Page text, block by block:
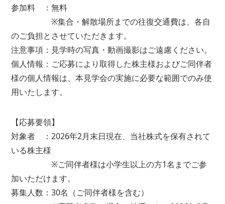
参加料 ：無料
※集合・解散場所までの往復交通費は、各自
のご負担とさせていただきます。
注意事項：見学時の写真・動画撮影はご遠慮ください。
個人情報：ご応募により取得した株主様およびご同伴者
様の個人情報は、本見学会の実施に必要な範囲でのみ使
用いたします。
【応募要領】
対象者 ：2026年2月末日現在、当社株式を保有されて
いる株主様
※ご同伴者様は小学生以上の方1名までご参
加いただけます。
募集人数：30名（ご同伴者様を含む）